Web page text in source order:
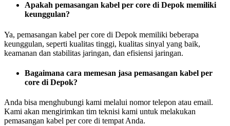
Apakah pemasangan kabel per core di Depok memiliki
keunggulan?
Ya, pemasangan kabel per core di Depok memiliki beberapa
keunggulan, seperti kualitas tinggi, kualitas sinyal yang baik,
keamanan dan stabilitas jaringan, dan efisiensi jaringan.
Bagaimana cara memesan jasa pemasangan kabel per
core di Depok?
Anda bisa menghubungi kami melalui nomor telepon atau email.
Kami akan mengirimkan tim teknisi kami untuk melakukan
pemasangan kabel per core di tempat Anda.